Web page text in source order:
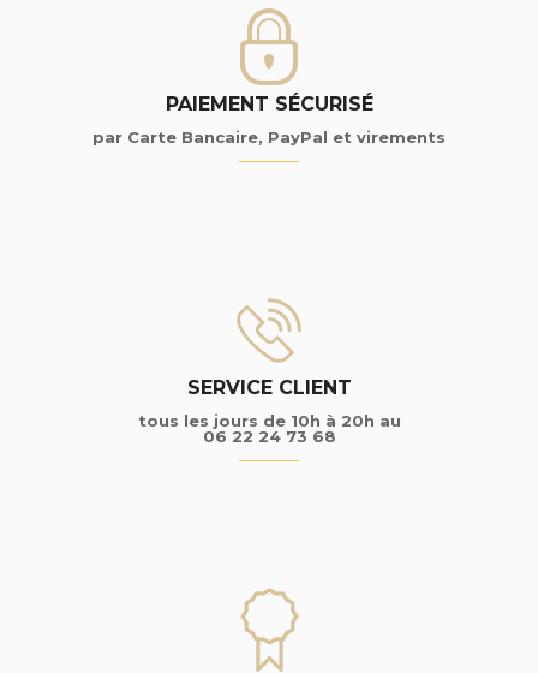
PAIEMENT SÉCURISÉ
par Carte Bancaire, PayPal et virements
SERVICE CLIENT
tous les jours de 10h à 20h au
06 22 24 73 68